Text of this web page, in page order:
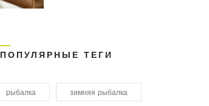
ПОПУЛЯРНЫЕ ТЕГИ
рыбалка зимняя рыбалка